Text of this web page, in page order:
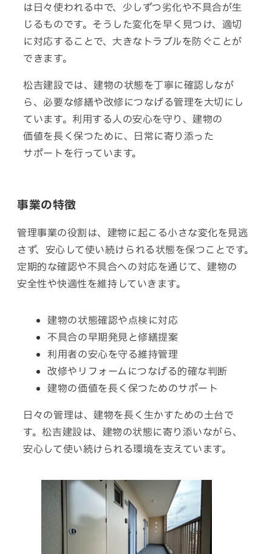
は日々使われる中で、少しずつ劣化や不具合が生
じるものです。 そうした変化を早く見つけ、 適切
に対応することで、 大きな トラブルを防ぐことが
できます。
松吉建設では、建物の状態を丁寧に確認しなが
ら、必要な修繕や改修につなげる管理を大切にし
ています。利用する人の安心を守り、建物の
価値を長く保つために、 日常に寄り添った
サポートを行っています。
事業の特徴
管理事業の役割は、建物に起こる小さな変化を見逃
さず、安心して使い続けられる状態を保つことです。
定期的な確認や不具合への対応を通じて、建物の
安全性や快適性を維持 していきます。
建物の状態確認や点検に対応
不具合の早期発見と修繕提案
利用者の安心を守る維持管理
改修やリフォームにつなげる的確な判断
建物の価値を長く保つためのサポート
日々の管理は、建物を長く生かすための土台で
す。松吉建設は、建物の状態に寄り添いながら、
安心 して使い続け られる環境を支えています。